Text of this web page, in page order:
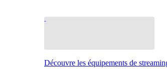
Découvre les équipements de